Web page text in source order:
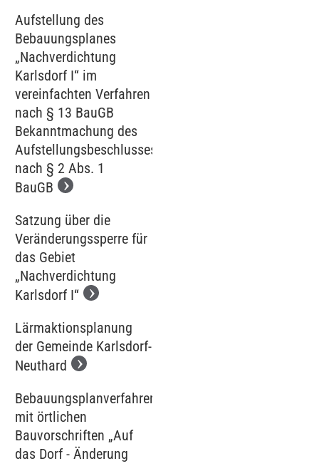
Aufstellung des
Bebauungsplanes
„Nachverdichtung
Karlsdorf I“ im
vereinfachten Verfahren
nach § 13 BauGB
Bekanntmachung des
Aufstellungsbeschlusses
nach § 2 Abs. 1
BauGB
Satzung über die
Veränderungssperre für
das Gebiet
„Nachverdichtung
Karlsdorf I“
Lärmaktionsplanung
der Gemeinde Karlsdorf-
Neuthard
Bebauungsplanverfahren
mit örtlichen
Bauvorschriften „Auf
das Dorf - Änderung